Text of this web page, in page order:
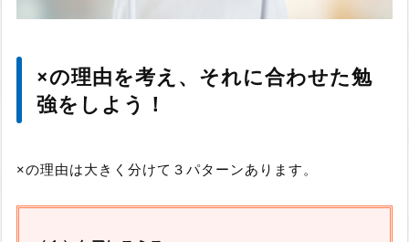
×の理由を考え、それに合わせた勉
強をしよう！
×の理由は大きく分けて３パターンあります。